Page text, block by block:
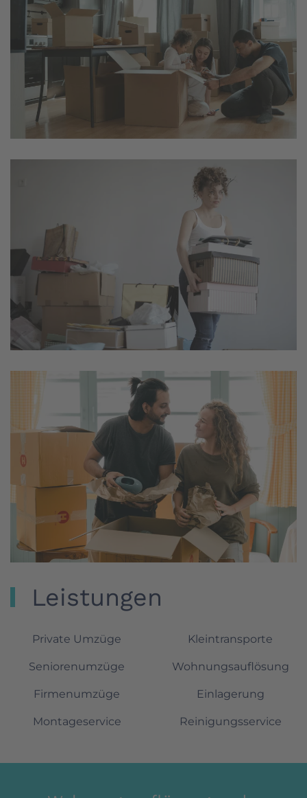
Leistungen
Private Umzüge
Seniorenumzüge
Firmenumzüge
Montageservice
Kleintransporte
Wohnungsauflösung
Einlagerung
Reinigungsservice